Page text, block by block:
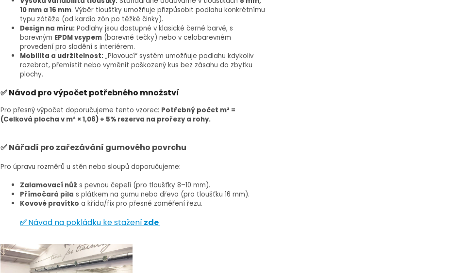
10 mm a 16 mm. Výběr tloušťky umožňuje přizpůsobit podlahu konkrétnímu
typu zátěže (od kardio zón po těžké činky).
Design na míru: Podlahy jsou dostupné v klasické černé barvě, s
barevným EPDM vsypem (barevné tečky) nebo v celobarevném
provedení pro sladění s interiérem.
Mobilita a udržitelnost: „Plovoucí“ systém umožňuje podlahu kdykoliv
rozebrat, přemístit nebo vyměnit poškozený kus bez zásahu do zbytku
plochy.
✅ Návod pro výpočet potřebného množství
Pro přesný výpočet doporučujeme tento vzorec: Potřebný počet m² =
(Celková plocha v m² × 1,06) + 5% rezerva na prořezy a rohy.
✅ Nářadí pro zařezávání gumového povrchu
Pro úpravu rozměrů u stěn nebo sloupů doporučujeme:
Zalamovací nůž s pevnou čepelí (pro tloušťky 8–10 mm).
Přímočará pila s plátkem na gumu nebo dřevo (pro tloušťku 16 mm).
Kovové pravítko a křída/fix pro přesné zaměření řezu.
✅Návod na pokládku ke staženízde